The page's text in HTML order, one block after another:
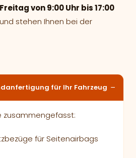
von 9:00 Uhr bis 17:00
stehen Ihnen bei der
für Ihr Fahrzeug
zusammengefasst:
für Seitenairbags